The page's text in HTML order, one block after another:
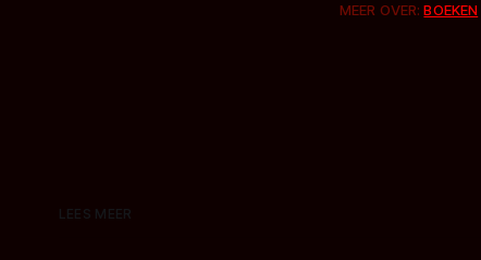
MEER OVER:BOEKEN
LEES MEER